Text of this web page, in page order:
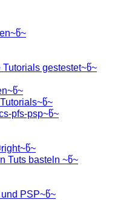
gestestet~წ~
pfs-psp~წ~
Tuts basteln ~წ~
PSP~წ~